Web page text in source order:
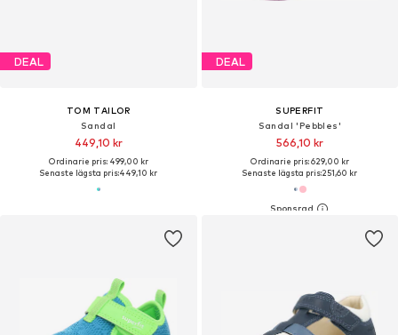
DEAL
TOM TAILOR
Sandal
449,10 kr
Ordinarie pris: 499,00 kr
Senaste lägsta pris:449,10 kr
DEAL
SUPERFIT
Sandal 'Pebbles'
566,10 kr
Ordinarie pris: 629,00 kr
Senaste lägsta pris:251,60 kr